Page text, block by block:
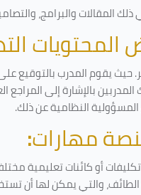
والبرامج،
المحتويات
يقوم المدرب بالتوقيع
بالإشارة إلى
النظامية عن ذلك.
مهارات:
أو كائنات تعليمية
والتي يمكن لها أن